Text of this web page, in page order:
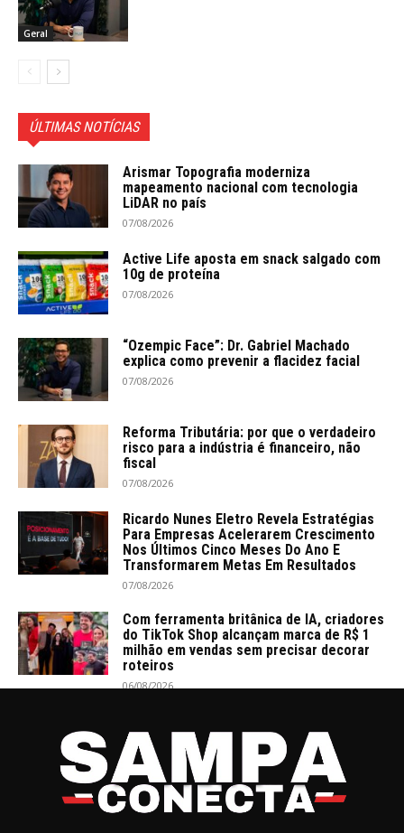
Geral
ÚLTIMAS NOTÍCIAS
Arismar Topografia moderniza
mapeamento nacional com tecnologia
LiDAR no país
07/08/2026
Active Life aposta em snack salgado com
10g de proteína
07/08/2026
“Ozempic Face”: Dr. Gabriel Machado
explica como prevenir a flacidez facial
07/08/2026
Reforma Tributária: por que o verdadeiro
risco para a indústria é financeiro, não
fiscal
07/08/2026
Ricardo Nunes Eletro Revela Estratégias
Para Empresas Acelerarem Crescimento
Nos Últimos Cinco Meses Do Ano E
Transformarem Metas Em Resultados
07/08/2026
Com ferramenta britânica de IA, criadores
do TikTok Shop alcançam marca de R$ 1
milhão em vendas sem precisar decorar
roteiros
06/08/2026